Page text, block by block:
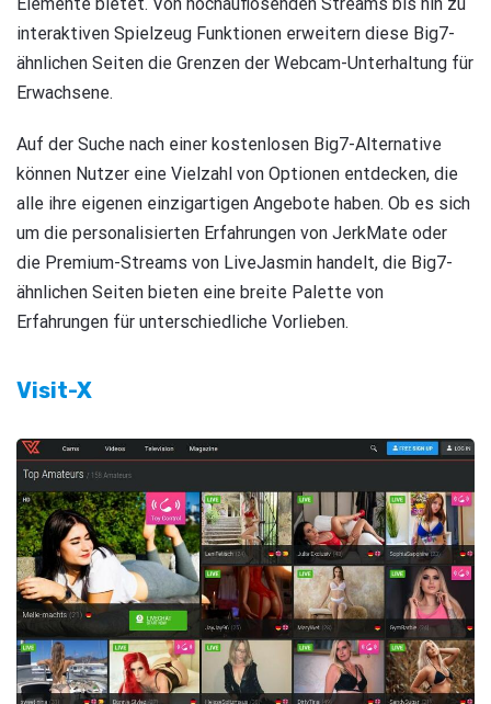
interaktiven Spielzeug Funktionen erweitern diese Big7-
ähnlichen Seiten die Grenzen der Webcam-Unterhaltung für
Erwachsene.
Auf der Suche nach einer kostenlosen Big7-Alternative
können Nutzer eine Vielzahl von Optionen entdecken, die
alle ihre eigenen einzigartigen Angebote haben. Ob es sich
um die personalisierten Erfahrungen von JerkMate oder
die Premium-Streams von LiveJasmin handelt, die Big7-
ähnlichen Seiten bieten eine breite Palette von
Erfahrungen für unterschiedliche Vorlieben.
Visit-X